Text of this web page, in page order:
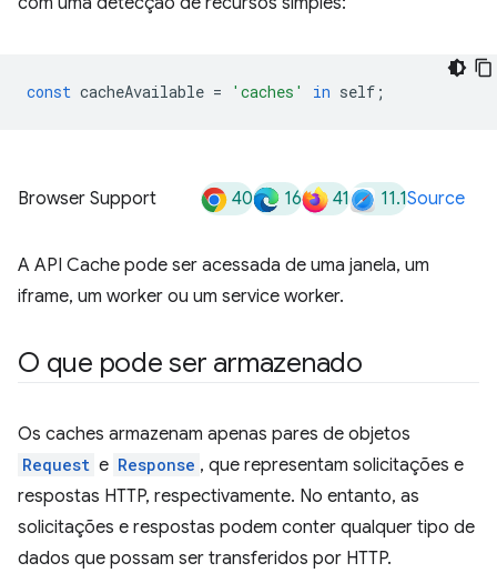
const cacheAvailable = 'caches' in self ;
Browser Support 40 16 41 11.1Source
A API Cache pode ser acessada de uma janela, um
iframe, um worker ou um service worker.
O que pode ser armazenado
Os caches armazenam apenas pares de objetos
Request e Response , que representam solicitações e
respostas HTTP, respectivamente. No entanto, as
solicitações e respostas podem conter qualquer tipo de
dados que possam ser transferidos por HTTP.